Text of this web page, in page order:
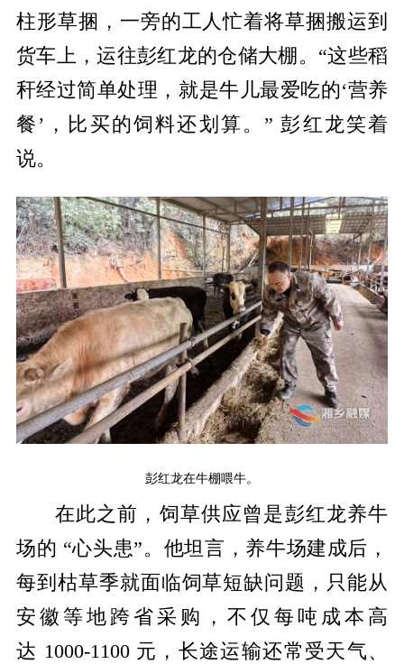
柱形草捆，一旁的工人忙着将草捆搬运到
货车上，运往彭红龙的仓储大棚。“这些稻
秆经过简单处理，就是牛儿最爱吃的‘营养
餐’，比买的饲料还划算。” 彭红龙笑着
说。
彭红龙在牛棚喂牛。
在此之前，饲草供应曾是彭红龙养牛
场的 “心头患”。他坦言，养牛场建成后，
每到枯草季就面临饲草短缺问题，只能从
安徽等地跨省采购，不仅每吨成本高
达 1000-1100 元，长途运输还常受天气、